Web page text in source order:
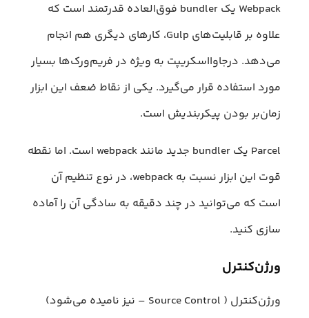
Webpack یک bundler فوق‌العاده قدرتمند است که
علاوه بر قابلیت‌های Gulp، کارهای دیگری هم انجام
می‌دهد. درجاوااسکریپت به ویژه در فریم‌ورک‌ها بسیار
مورد استفاده قرار می‌گیرد. یکی از نقاط ضعف این ابزار
زمان‌بر بودن پیکربندیش است.
Parcel یک bundler جدید مانند webpack است. اما نقطه
قوت این ابزار نسبت به webpack، در نوع تنظیم آن
است که می‌توانید در چند دقیقه به سادگی آن را آماده
سازی کنید.
ورژن‌کنترل
ورژن‌کنترل ( Source Control – نیز نامیده می‌شود)